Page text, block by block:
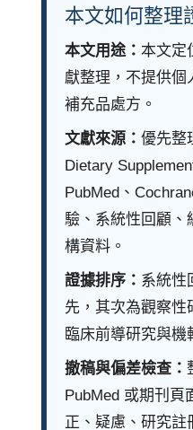
本文如何整理
本文用途： 本文定
獻整理，不提供個
補充品處方。
文獻來源： 優先整
Dietary
PubMed、
驗、系統性回顧、
構資料。
證據排序： 系統性
先，其次為觀察性
臨床前導研究與機
撤稿與偏差檢查：
PubMed 或期刊頁
正、疑慮、研究註